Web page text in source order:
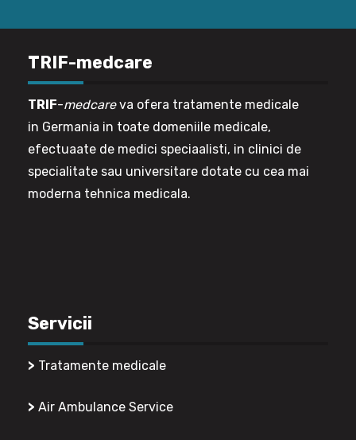
TRIF-medcare
TRIF-medcareva ofera tratamente medicale
in Germania in toate domeniile medicale,
efectuaate de medici speciaalisti, in clinici de
specialitate sau universitare dotate cu cea mai
moderna tehnica medicala.
Servicii
> Tratamente medicale
> Air Ambulance Service